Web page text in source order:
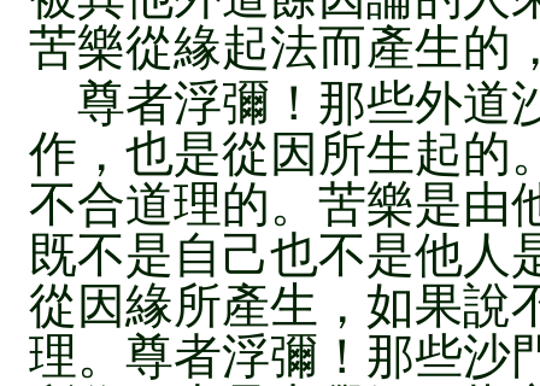
苦樂從緣起法而產生的
尊者浮彌！那些外道
作，也是從因所生起的
不合道理的。苦樂是由
既不是自己也不是他人
從因緣所產生，如果說
理。尊者浮彌！那些沙